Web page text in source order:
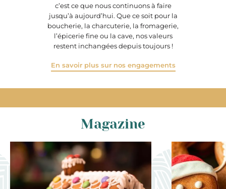
c’est ce que nous continuons à faire
jusqu’à aujourd’hui. Que ce soit pour la
boucherie, la charcuterie, la fromagerie,
l’épicerie fine ou la cave, nos valeurs
restent inchangées depuis toujours !
En savoir plus sur nos engagements
Magazine